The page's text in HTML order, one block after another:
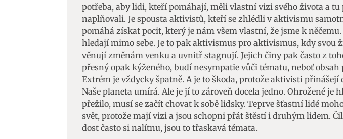
potřeba, aby lidi, kteří pomáhají, měli vlastní vizi svého života a
naplňovali. Je spousta aktivistů, kteří se zhlédli v aktivismu
pomáhá získat pocit, který je nám všem vlastní, že jsme k
hledají mimo sebe. Je to pak aktivismus pro aktivismus, kdy svou
věnují změnám venku a uvnitř stagnují. Jejich činy pak často z
přesný opak kýženého, budí nesympatie vůči tématu, neboť
Extrém je vždycky špatně. A je to škoda, protože aktivisti přinášejí
Naše planeta umírá. Ale je jí to zároveň docela jedno. Ohrožené je
přežilo, musí se začít chovat k sobě lidsky. Teprve šťastní lidé
svět, protože mají vizi a jsou schopni přát štěstí i druhým lidem.
dost často si nalítnu, jsou to třaskavá témata.